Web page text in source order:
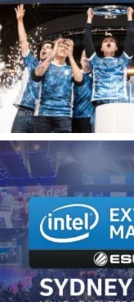
ที่รักการทำขนม พร้อมสร้างส
“Topby Toast” นำเสนอสัตว์เ
ซึ่งมีเด็กที่ผ่านการคัด
คท, ทาชิ, เทล, มินตรา, เบญ่า”
” พร้อมให้สัญญาณออกสตาร์ท
น Youtuber ตัวจิ๋วที่สุดยอดที่สุ
ทั้งแอป, เว็บ และกล่อง ทุ
สนุกครั้งแรก วันอังคารที่ 2 มิถุ
Thailand” ปรากฎการ
มคัดสรรผู้เข้าแข่งขัน 10 คน นำ
ณัฐชา, ท็อป ณภัทร, มาตัง ระดับ
กกีฬา E-Sport “นิว Nnewys
เอก Ks139, บอล
Global Offensive” ทุกคนจะ
และรักษาตำแหน่งของตัวเอง เ
เวลา มีเพียง 5 คนเท่านั้นที่จ
บาท โดยมีพิธีกรคลั่งไคล้การเ
2019 ที่จัดขึ้นใน
ารจัดแสดง Demo เกมต่างๆ
ง Intel Core i Series มากกว่
บผู้เข้าร่วมงาน เช่น การแข่ง
รับของรางวัลติดมือกลับบ้านไป
ายคือการแข่งขันเกม Beat
ย่างที่รู้ๆ กันว่า Highlight ของง
Global Offensive รายการ
ยมีทีมดังๆเข้าร่วมมากมายจาก
และอื่นๆ อีกมากมาย โดยมีเงิน
ยแล้วในรอบชิงชนะเลิศ เป็น…
บงาน Intel Extreme
5 พฤษภาคม 2019 นี้
2019 จัดขึ้นที่ Sydney,
ที่อยู่ในย่าน Olympic Park ภา
นค้าใหม่ๆของ Intel แล้ว
เกม Counter-Strike
ดยมีเงินรางวัลสูงถึง $250,000
มายจากทั่วโลกกว่าล้านคน มีแ